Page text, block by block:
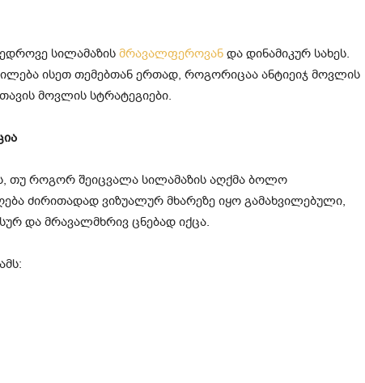
სილამაზის მრავალფეროვან და დინამიკურ სახეს.
ისეთ თემებთან ერთად, როგორიცაა ანტიეიჯ მოვლის
მოვლის სტრატეგიები.
თუ როგორ შეიცვალა სილამაზის აღქმა ბოლო
ძირითადად ვიზუალურ მხარეზე იყო გამახვილებული,
და მრავალმხრივ ცნებად იქცა.